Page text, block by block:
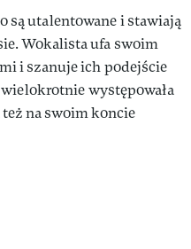
są utalentowane i stawiają
Wokalista ufa swoim
i szanuje ich podejście
występowała
na swoim koncie